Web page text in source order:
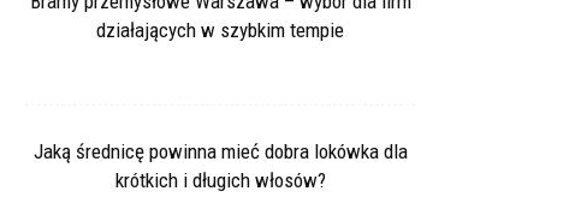
działających w szybkim tempie
Jaką średnicę powinna mieć dobra lokówka dla
krótkich i długich włosów?